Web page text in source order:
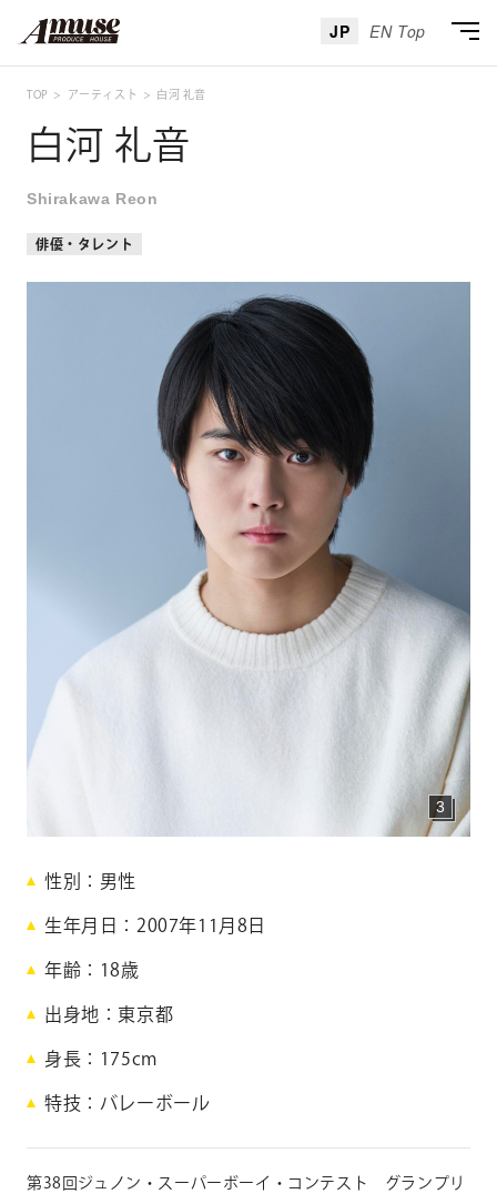
JP EN Top
お問い合わせ
個人のお客様
法人のお客様
TOP アーティスト 白河 礼音
白河 礼音
Shirakawa Reon
俳優・タレント
3
河
礼
音
h
r
a
k
性別 男性
生年月日 2007年11月8日
年齢 18歳
出身地 東京都
身長 175cm
特技 バレーボール
第38回ジュノン・スーパーボーイ・コンテスト グランプリ